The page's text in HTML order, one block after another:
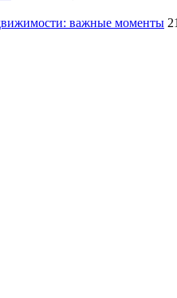
важные моменты